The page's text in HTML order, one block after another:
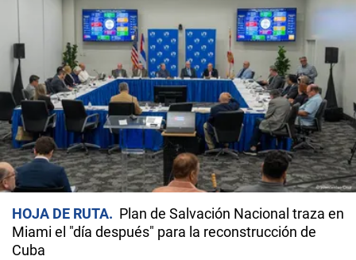
HOJA DE RUTA
Plan de Salvación Nacional traza en
Miami el "día después" para la reconstrucción de
Cuba